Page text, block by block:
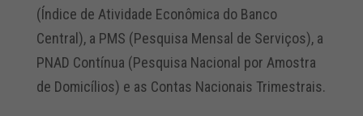
(Índice de Atividade Econômica do Banco
Central), a PMS (Pesquisa Mensal de Serviços), a
PNAD Contínua (Pesquisa Nacional por Amostra
de Domicílios) e as Contas Nacionais Trimestrais.